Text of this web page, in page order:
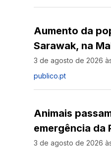
Aumento da
Sarawak, na
3 de agosto de 2026
publico.pt
Animais
emergência da
3 de agosto de 2026